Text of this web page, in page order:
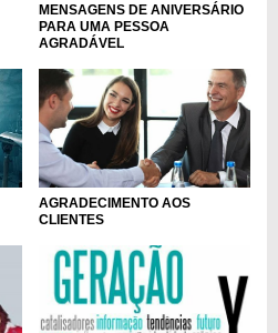
MENSAGENS DE ANIVERSÁRIO
PARA UMA PESSOA
AGRADÁVEL
AGRADECIMENTO AOS
CLIENTES